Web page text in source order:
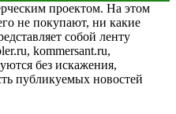
проектом. На этом
не покупают, ни какие
собой ленту
kommersant.ru,
без искажения,
публикуемых новостей